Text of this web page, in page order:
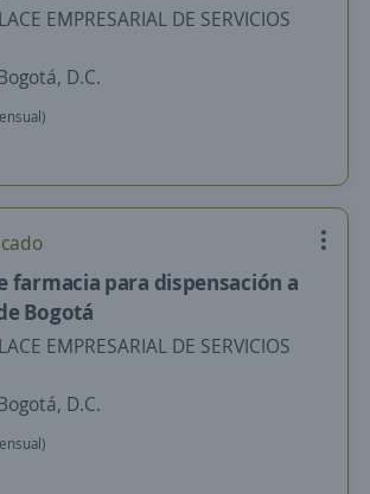
EMPRESARIAL DE SERVICIOS
D.C.
farmacia para dispensación a
Bogotá
EMPRESARIAL DE SERVICIOS
D.C.